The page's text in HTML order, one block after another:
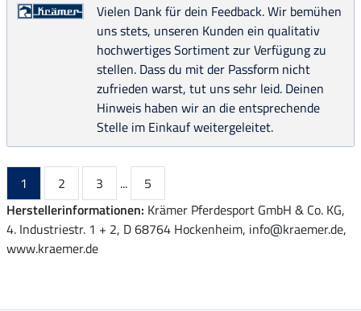
Vielen Dank für dein Feedback. Wir bemühen
uns stets, unseren Kunden ein qualitativ
hochwertiges Sortiment zur Verfügung zu
stellen. Dass du mit der Passform nicht
zufrieden warst, tut uns sehr leid. Deinen
Hinweis haben wir an die entsprechende
Stelle im Einkauf weitergeleitet.
1 2 3 ...
5
Herstellerinformationen: Krämer Pferdesport GmbH & Co. KG,
4. Industriestr. 1 + 2, D 68764 Hockenheim, info@kraemer.de,
www.kraemer.de